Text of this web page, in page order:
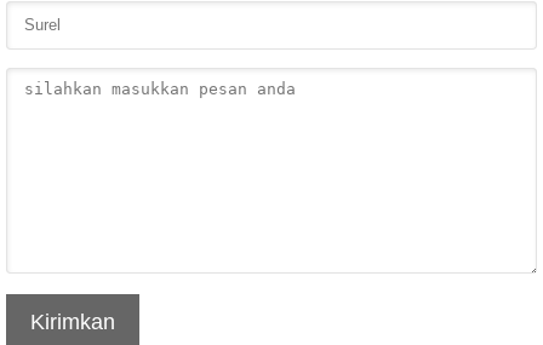
Kirimkan